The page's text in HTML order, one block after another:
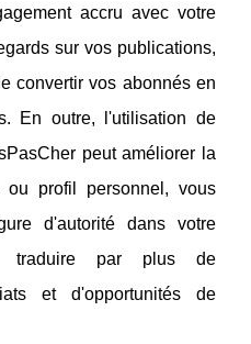
accru avec votre
sur vos publications,
convertir vos abonnés en
En outre, l'utilisation de
peut améliorer la
ou profil personnel, vous
d'autorité dans votre
traduire par plus de
et d'opportunités de